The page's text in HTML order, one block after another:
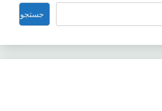
جستجو